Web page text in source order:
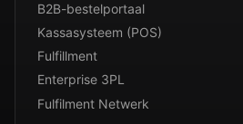
B2B-bestelportaal
Kassasysteem (POS)
Fulfillment
Enterprise 3PL
Fulfilment Netwerk